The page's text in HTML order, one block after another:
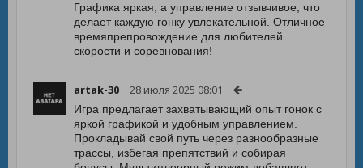
Графика яркая, а управление отзывчивое, что
делает каждую гонку увлекательной. Отличное
времяпрепровождение для любителей
скорости и соревнования!
artak-30 28 июля 2025 08:01
Игра предлагает захватывающий опыт гонок с
яркой графикой и удобным управлением.
Прокладывай свой путь через разнообразные
трассы, избегая препятствий и собирая